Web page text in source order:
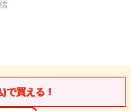
で買える！